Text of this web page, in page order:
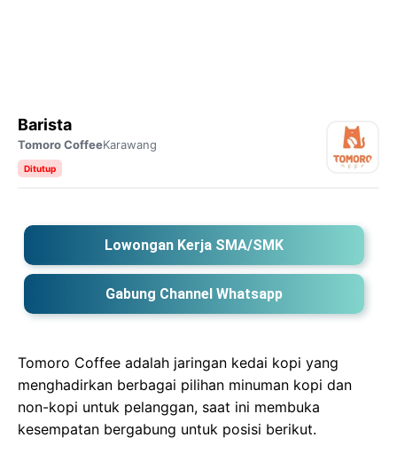
Barista
Tomoro CoffeeKarawang
Ditutup
Lowongan Kerja SMA/SMK
Gabung Channel Whatsapp
Tomoro Coffee adalah jaringan kedai kopi yang
menghadirkan berbagai pilihan minuman kopi dan
non-kopi untuk pelanggan, saat ini membuka
kesempatan bergabung untuk posisi berikut.